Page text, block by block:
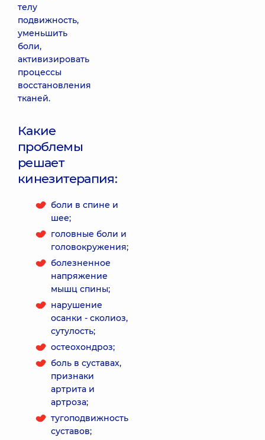
телу
подвижность,
уменьшить
боли,
активизировать
процессы
восстановления
тканей.
Какие
проблемы
решает
кинезитерапия:
боли в спине и
шее;
головные боли и
головокружения;
болезненное
напряжение
мышц спины;
нарушение
осанки - сколиоз,
сутулость;
остеохондроз;
боль в суставах,
признаки
артрита и
артроза;
тугоподвижность
суставов;